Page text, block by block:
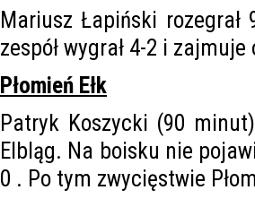
Mariusz Łapiński
zespół wygrał 4-2 i
Płomień Ełk
Patryk Koszycki (90
Elbląg. Na boisku nie
0 . Po tym zwycięstwie